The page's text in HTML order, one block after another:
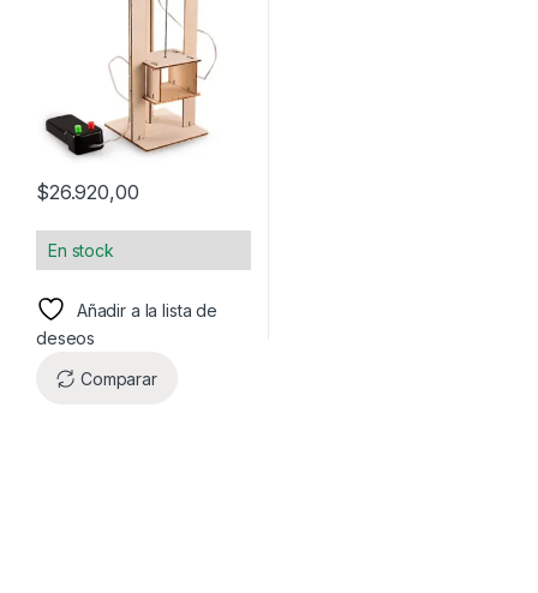
$26.920,00
En stock
Añadir a la lista de
deseos
Comparar